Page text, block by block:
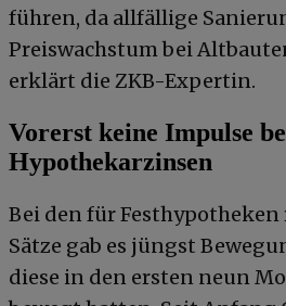
führen, da allfällige
Preiswachstum bei
erklärt die ZKB-Expertin.
Vorerst keine Impulse
Hypothekarzinsen
Bei den für
Sätze gab es jüngst
diese in den ersten neun